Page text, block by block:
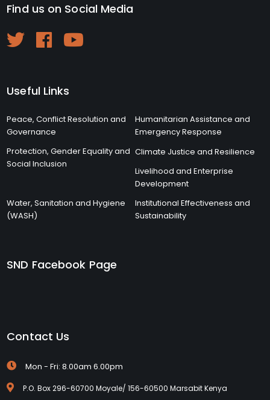
Find us on Social Media
Useful Links
Peace, Conflict Resolution and
Governance
Humanitarian Assistance and
Emergency Response
Protection, Gender Equality and
Social Inclusion
Climate Justice and Resilience
Livelihood and Enterprise
Development
Water, Sanitation and Hygiene
(WASH)
Institutional Effectiveness and
Sustainability
SND Facebook Page
Contact Us
Mon - Fri: 8.00am 6.00pm
P.O. Box 296-60700 Moyale/ 156-60500 Marsabit Kenya